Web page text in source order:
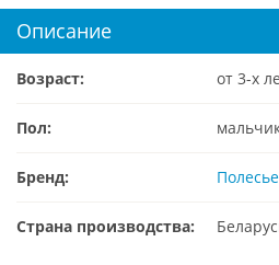
Описание
Возраст: от 3-х
Пол:
Бренд: Полесье
Страна производства: